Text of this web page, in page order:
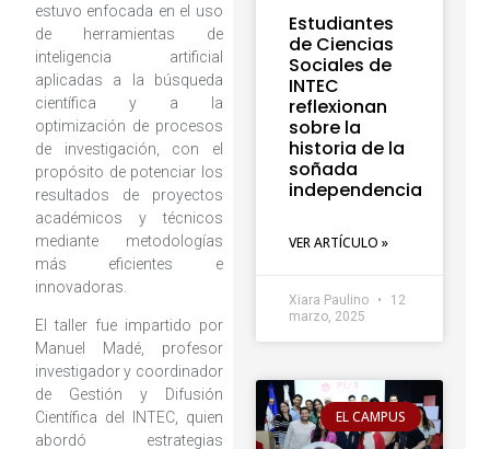
estuvo enfocada en el uso
de herramientas de
inteligencia artificial
aplicadas a la búsqueda
científica y a la
optimización de procesos
de investigación, con el
propósito de potenciar los
resultados de proyectos
académicos y técnicos
mediante metodologías
más eficientes e
innovadoras.
El taller fue impartido por
Manuel Madé, profesor
investigador y coordinador
de Gestión y Difusión
Científica del INTEC, quien
abordó estrategias
Estudiantes
de Ciencias
Sociales de
INTEC
reflexionan
sobre la
historia de la
soñada
independencia
VER ARTÍCULO »
Xiara Paulino
12
marzo, 2025
EL CAMPUS